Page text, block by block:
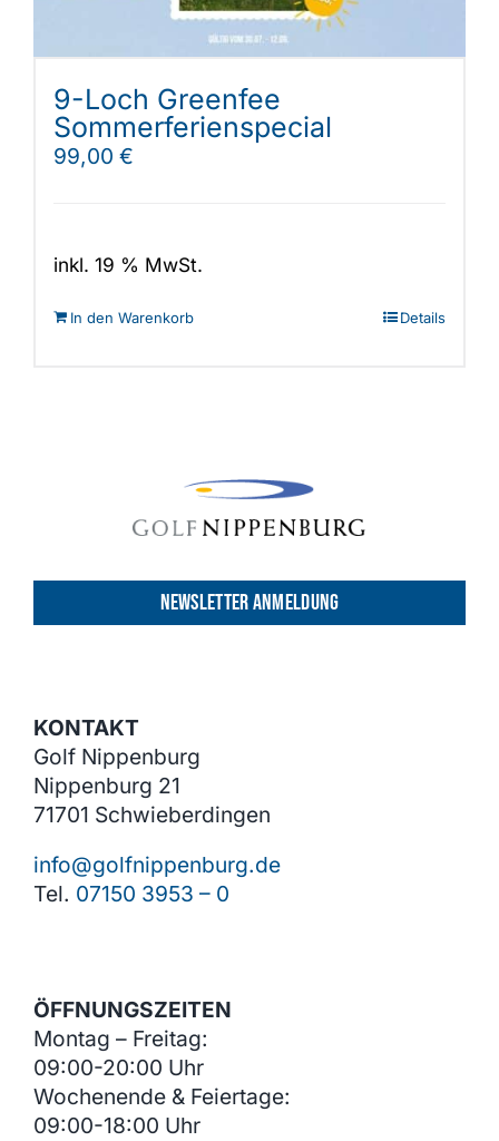
9-Loch Greenfee
Sommerferienspecial
99,00 €
inkl. 19 % MwSt.
In den Warenkorb Details
NEWSLETTER ANMELDUNG
KONTAKT
Golf Nippenburg
Nippenburg 21
71701 Schwieberdingen
info@golfnippenburg.de
Tel. 07150 3953 – 0
ÖFFNUNGSZEITEN
Montag – Freitag:
09:00-20:00 Uhr
Wochenende & Feiertage:
09:00-18:00 Uhr